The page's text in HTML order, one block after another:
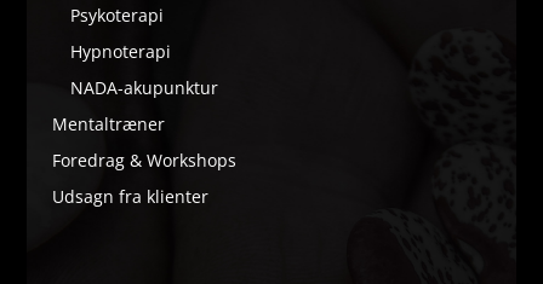
Psykoterapi
Hypnoterapi
NADA-akupunktur
Mentaltræner
Foredrag & Workshops
Udsagn fra klienter